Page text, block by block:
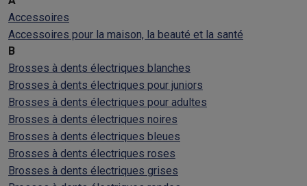
Accessoires
Accessoires pour la maison, la beauté et la santé
B
Brosses à dents électriques blanches
Brosses à dents électriques pour juniors
Brosses à dents électriques pour adultes
Brosses à dents électriques noires
Brosses à dents électriques bleues
Brosses à dents électriques roses
Brosses à dents électriques grises